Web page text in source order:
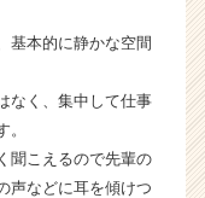
基本的に静かな空間
なく、集中して仕事
聞こえるので先輩の
声などに耳を傾けつ